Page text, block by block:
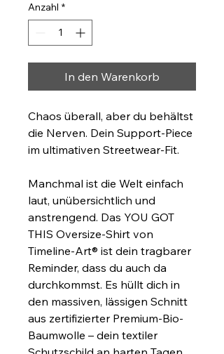
Anzahl *
In den Warenkorb
Chaos überall, aber du behältst
die Nerven. Dein Support-Piece
im ultimativen Streetwear-Fit.
Manchmal ist die Welt einfach
laut, unübersichtlich und
anstrengend. Das YOU GOT
THIS Oversize-Shirt von
Timeline-Art® ist dein tragbarer
Reminder, dass du auch da
durchkommst. Es hüllt dich in
den massiven, lässigen Schnitt
aus zertifizierter Premium-Bio-
Baumwolle – dein textiler